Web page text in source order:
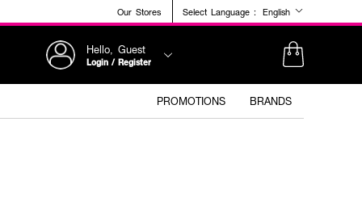
Our Stores Select Language : English
Hello, Guest
Login / Register
PROMOTIONS BRANDS